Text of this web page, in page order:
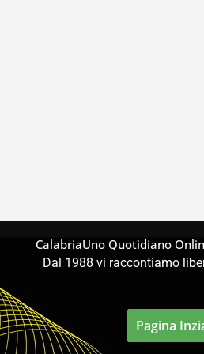
CalabriaUno Quotidiano
Dal 1988 vi raccontiamo
Pagina